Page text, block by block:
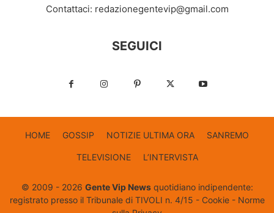
Contattaci: redazionegentevip@gmail.com
SEGUICI
HOME GOSSIP NOTIZIE ULTIMA ORA SANREMO
TELEVISIONE L’INTERVISTA
© 2009 - 2026 Gente Vip Newsquotidiano indipendente:
registrato presso il Tribunale di TIVOLI n. 4/15 - Cookie- Norme